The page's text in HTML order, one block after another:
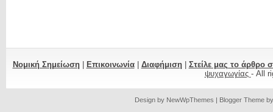
Νομική Σημείωση| Επικοινωνία| Διαφήμιση| Στείλε μας το άρθρο
ψυχαγωγίας - All
Design by NewWpThemes | Blogger Theme